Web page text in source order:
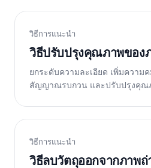
วิธีการแนะนำ
วิธีปรับปรุงคุณภาพของ
ยกระดับความละเอียด เพิ่มความ
สัญญาณรบกวน และปรับปรุงคุณ
วิธีการแนะนำ
วิธีลบวัตถุออกจากภาพถ่